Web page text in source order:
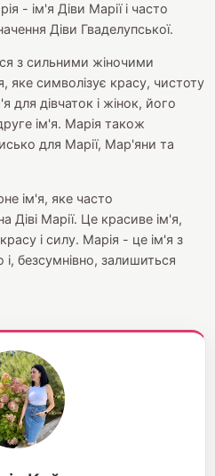
- ім'я Діви Марії і часто
Діви Гваделупської.
з сильними жіночими
яке символізує красу, чистоту
для дівчаток і жінок, його
ім'я. Марія також
для Марії, Мар'яни та
ім'я, яке часто
Діві Марії. Це красиве ім'я,
і силу. Марія - це ім'я з
безсумнівно, залишиться